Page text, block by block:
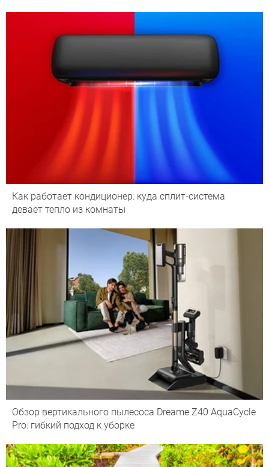
Как работает кондиционер: куда сплит-система
девает тепло из комнаты
Обзор вертикального пылесоса Dreame Z40 AquaCycle
Pro: гибкий подход к уборке